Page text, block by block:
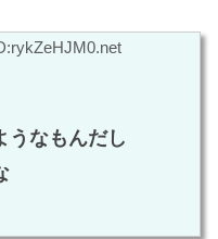
うなもんだし